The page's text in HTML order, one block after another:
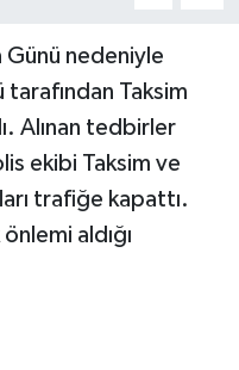
Günü nedeniyle
Taksim
Alınan tedbirler
ekibi Taksim ve
trafiğe kapattı.
aldığı